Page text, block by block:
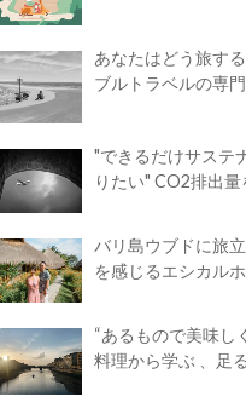
あなたはどう旅する？ ｜ 英国サス
ブルトラベルの専
"できるだけサステ
りたい" CO2排出
バリ島ウブドに旅
を感じるエシカル
“あるもので美味し
料理から学ぶ 、足